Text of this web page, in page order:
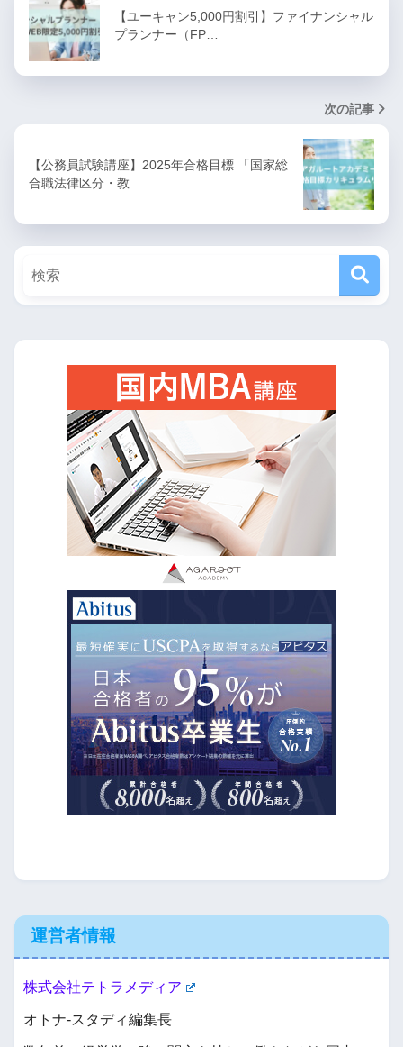
【ユーキャン5,000円割引】ファイナンシャル
プランナー（FP…
次の記事
【公務員試験講座】2025年合格目標 「国家総
合職法律区分・教…
運営者情報
株式会社テトラメディア
オトナ-スタディ編集長